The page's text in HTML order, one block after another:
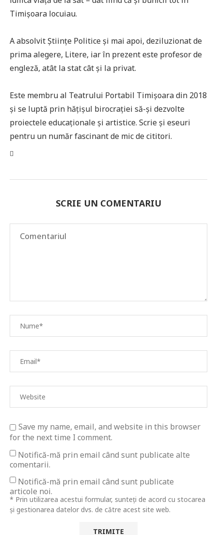
Timișoara locuiau.
A absolvit Științe Politice și mai apoi, deziluzionat de
prima alegere, Litere, iar în prezent este profesor de
engleză, atât la stat cât și la privat.
Este membru al Teatrului Portabil Timișoara din 2018
și se luptă prin hățișul birocrației să-și dezvolte
proiectele educaționale și artistice. Scrie și eseuri
pentru un număr fascinant de mic de cititori.
SCRIE UN COMENTARIU
Save my name, email, and website in this browser
for the next time I comment.
Notifică-mă prin email când sunt publicate alte
comentarii.
Notifică-mă prin email când sunt publicate
articole noi.
* Prin utilizarea acestui formular, sunteți de acord cu stocarea
și gestionarea datelor dvs. de către acest site web.